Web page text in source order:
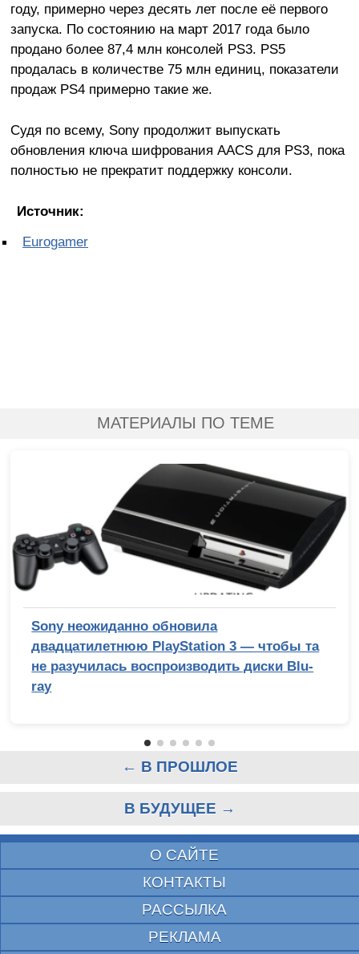
году, примерно через десять лет после её первого
запуска. По состоянию на март 2017 года было
продано более 87,4 млн консолей PS3. PS5
продалась в количестве 75 млн единиц, показатели
продаж PS4 примерно такие же.
Судя по всему, Sony продолжит выпускать
обновления ключа шифрования AACS для PS3, пока
полностью не прекратит поддержку консоли.
Источник:
Eurogamer
МАТЕРИАЛЫ ПО ТЕМЕ
Sony неожиданно обновила
двадцатилетнюю PlayStation 3 — чтобы та
не разучилась воспроизводить диски Blu-
ray
← В ПРОШЛОЕ
В БУДУЩЕЕ →
О САЙТЕ
КОНТАКТЫ
РАССЫЛКА
РЕКЛАМА